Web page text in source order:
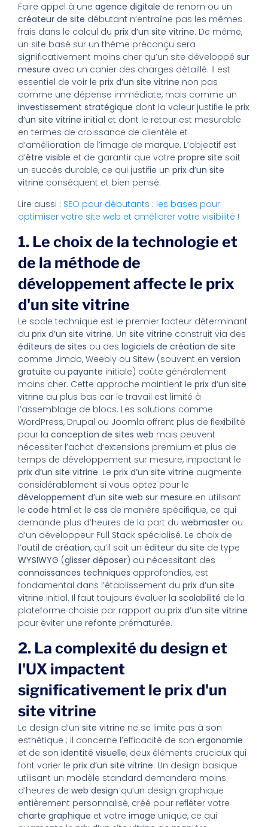
Faire appel à une agence digitale de renom ou un
créateur de site débutant n’entraîne pas les mêmes
frais dans le calcul du prix d’un site vitrine. De même,
un site basé sur un thème préconçu sera
significativement moins cher qu’un site développé sur
mesure avec un cahier des charges détaillé. Il est
essentiel de voir le prix d’un site vitrine non pas
comme une dépense immédiate, mais comme un
investissement stratégique dont la valeur justifie le prix
d’un site vitrine initial et dont le retour est mesurable
en termes de croissance de clientèle et
d’amélioration de l’image de marque. L’objectif est
d’être visible et de garantir que votre propre site soit
un succès durable, ce qui justifie un prix d’un site
vitrine conséquent et bien pensé.
Lire aussi : SEO pour débutants : les bases pour
optimiser votre site web et améliorer votre visibilité !
1. Le choix de la technologie et
de la méthode de
développement affecte le prix
d'un site vitrine
Le socle technique est le premier facteur déterminant
du prix d’un site vitrine. Un site vitrine construit via des
éditeurs de sites ou des logiciels de création de site
comme Jimdo, Weebly ou Sitew (souvent en version
gratuite ou payante initiale) coûte généralement
moins cher. Cette approche maintient le prix d’un site
vitrine au plus bas car le travail est limité à
l’assemblage de blocs. Les solutions comme
WordPress, Drupal ou Joomla offrent plus de flexibilité
pour la conception de sites web mais peuvent
nécessiter l’achat d’extensions premium et plus de
temps de développement sur mesure, impactant le
prix d’un site vitrine. Le prix d’un site vitrine augmente
considérablement si vous optez pour le
développement d’un site web sur mesure en utilisant
le code html et le css de manière spécifique, ce qui
demande plus d’heures de la part du webmaster ou
d’un développeur Full Stack spécialisé. Le choix de
l’outil de création, qu’il soit un éditeur du site de type
WYSIWYG (glisser déposer) ou nécessitant des
connaissances techniques approfondies, est
fondamental dans l’établissement du prix d’un site
vitrine initial. Il faut toujours évaluer la scalabilité de la
plateforme choisie par rapport au prix d’un site vitrine
pour éviter une refonte prématurée.
2. La complexité du design et
l'UX impactent
significativement le prix d'un
site vitrine
Le design d’un site vitrine ne se limite pas à son
esthétique ; il concerne l’efficacité de son ergonomie
et de son identité visuelle, deux éléments cruciaux qui
font varier le prix d’un site vitrine. Un design basique
utilisant un modèle standard demandera moins
d’heures de web design qu’un design graphique
entièrement personnalisé, créé pour refléter votre
charte graphique et votre image unique, ce qui